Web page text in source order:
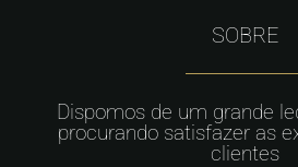
SOBRE
Dispomos de um grande
procurando satisfazer as
clientes